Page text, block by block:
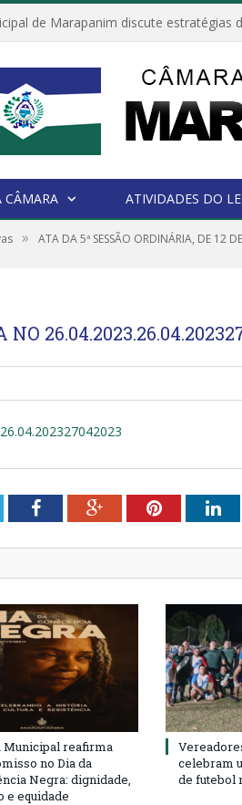
CÂMARA ATIVIDADES DO
» ATA DA 5ª SESSÃO ORDINÁRIA, DE 12
NO
FacebookGoogle+Pinterest
Municipal reafirma
no Dia da
Negra: dignidade,
e equidade
celebram
de futebol